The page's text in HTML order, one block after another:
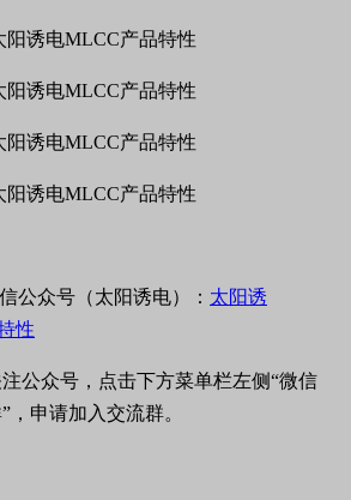
公众号（太阳诱电）： 太阳诱
性
公众号，点击下方菜单栏左侧“微信
，申请加入交流群。